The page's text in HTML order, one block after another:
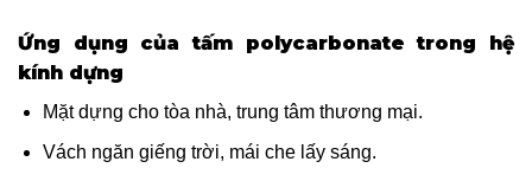
Ứng dụng của tấm polycarbonate trong hệ
kính dựng
Mặt dựng cho tòa nhà, trung tâm thương mại.
Vách ngăn giếng trời, mái che lấy sáng.